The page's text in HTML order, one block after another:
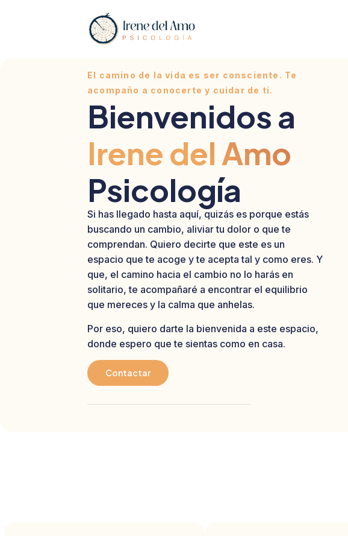
El camino de la vida es ser consciente. Te
acompaño a conocerte y cuidar de ti.
Bienvenidos a
Irene del Amo
Psicología
Si has llegado hasta aquí, quizás es porque estás
buscando un cambio, aliviar tu dolor o que te
comprendan. Quiero decirte que este es un
espacio que te acoge y te acepta tal y como eres. Y
que, el camino hacia el cambio no lo harás en
solitario, te acompañaré a encontrar el equilibrio
que mereces y la calma que anhelas.
Por eso, quiero darte la bienvenida a este espacio,
donde espero que te sientas como en casa.
Contactar